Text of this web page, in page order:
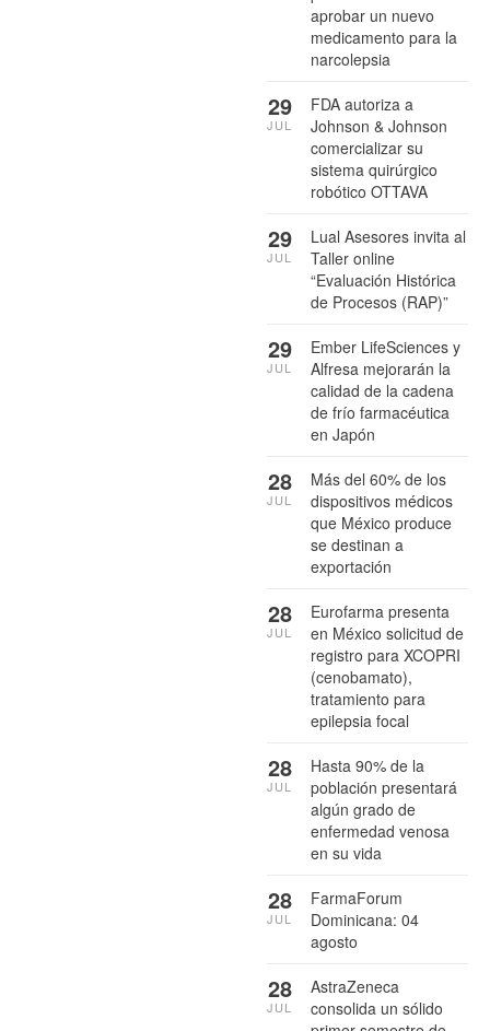
aprobar un nuevo
medicamento para la
narcolepsia
FDA autoriza a
Johnson & Johnson
comercializar su
sistema quirúrgico
robótico OTTAVA
29
JUL
Lual Asesores invita al
Taller online
“Evaluación Histórica
de Procesos (RAP)”
29
JUL
Ember LifeSciences y
Alfresa mejorarán la
calidad de la cadena
de frío farmacéutica
en Japón
29
JUL
Más del 60% de los
dispositivos médicos
que México produce
se destinan a
exportación
28
JUL
Eurofarma presenta
en México solicitud de
registro para XCOPRI
(cenobamato),
tratamiento para
epilepsia focal
28
JUL
Hasta 90% de la
población presentará
algún grado de
enfermedad venosa
en su vida
28
JUL
FarmaForum
Dominicana: 04
agosto
28
JUL
AstraZeneca
consolida un sólido
28
JUL